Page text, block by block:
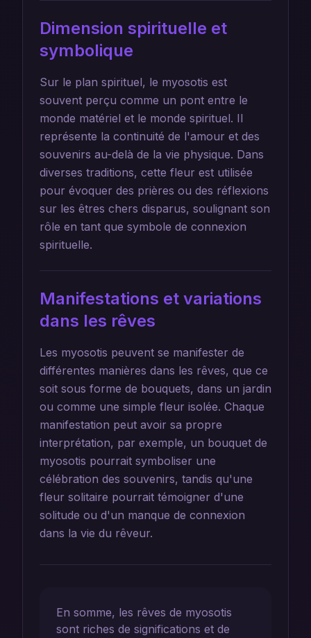
Dimension spirituelle et
symbolique
Sur le plan spirituel, le myosotis est
souvent perçu comme un pont entre le
monde matériel et le monde spirituel. Il
représente la continuité de l'amour et des
souvenirs au-delà de la vie physique. Dans
diverses traditions, cette fleur est utilisée
pour évoquer des prières ou des réflexions
sur les êtres chers disparus, soulignant son
rôle en tant que symbole de connexion
spirituelle.
Manifestations et variations
dans les rêves
Les myosotis peuvent se manifester de
différentes manières dans les rêves, que ce
soit sous forme de bouquets, dans un jardin
ou comme une simple fleur isolée. Chaque
manifestation peut avoir sa propre
interprétation, par exemple, un bouquet de
myosotis pourrait symboliser une
célébration des souvenirs, tandis qu'une
fleur solitaire pourrait témoigner d'une
solitude ou d'un manque de connexion
dans la vie du rêveur.
En somme, les rêves de myosotis
sont riches de significations et de